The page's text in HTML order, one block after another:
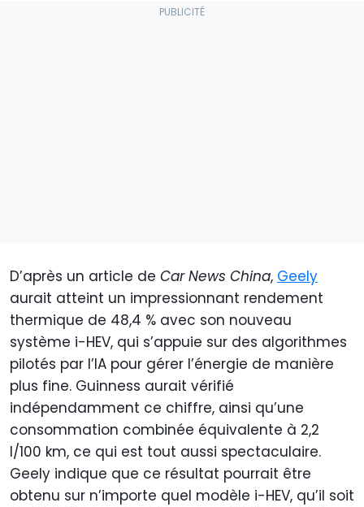
D’après un article de Car News China, Geely
aurait atteint un impressionnant rendement
thermique de 48,4 % avec son nouveau
système i-HEV, qui s’appuie sur des algorithmes
pilotés par l’IA pour gérer l’énergie de manière
plus fine. Guinness aurait vérifié
indépendamment ce chiffre, ainsi qu’une
consommation combinée équivalente à 2,2
l/100 km, ce qui est tout aussi spectaculaire.
Geely indique que ce résultat pourrait être
obtenu sur n’importe quel modèle i-HEV, qu’il soit